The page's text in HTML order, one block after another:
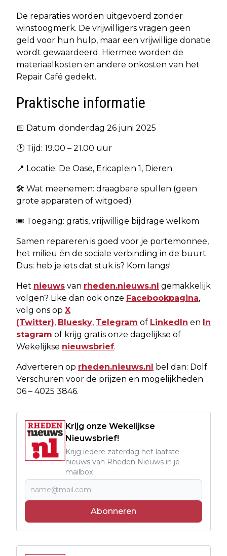
De reparaties worden uitgevoerd zonder
winstoogmerk. De vrijwilligers vragen geen
geld voor hun hulp, maar een vrijwillige donatie
wordt gewaardeerd. Hiermee worden de
materiaalkosten en andere onkosten van het
Repair Café gedekt.
Praktische informatie
📅 Datum: donderdag 26 juni 2025
🕑 Tijd: 19.00 – 21.00 uur
📍 Locatie: De Oase, Ericaplein 1, Dieren
🛠️ Wat meenemen: draagbare spullen (geen
grote apparaten of witgoed)
🎟️ Toegang: gratis, vrijwillige bijdrage welkom
Samen repareren is goed voor je portemonnee,
het milieu én de sociale verbinding in de buurt.
Dus: heb je iets dat stuk is? Kom langs!
Het nieuws van rheden.nieuws.nl gemakkelijk
volgen? Like dan ook onze Facebookpagina,
volg ons op X
(Twitter), Bluesky, Telegram of LinkedIn en In
stagram of krijg gratis onze dagelijkse of
Wekelijkse nieuwsbrief.
Adverteren op rheden.nieuws.nl bel dan: Dolf
Verschuren voor de prijzen en mogelijkheden
06 – 4025 3846.
Krijg onze Wekelijkse
Nieuwsbrief!
Krijg iedere zaterdag het laatste
nieuws van Rheden Nieuws in je
mailbox
Abonneren